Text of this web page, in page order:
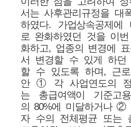
서는 사후관리규정을 대
하였다. 가업상속공제에
로 완화하였던 것을 이
화하고, 업종의 변경에
서 변경할 수 있게 하던
할 수 있도록 하며, 근
안 ① 각 사업연도의
는 총급여액이 기준고
의 80%에 미달하거나 ②
자 수의 전체평균 또는